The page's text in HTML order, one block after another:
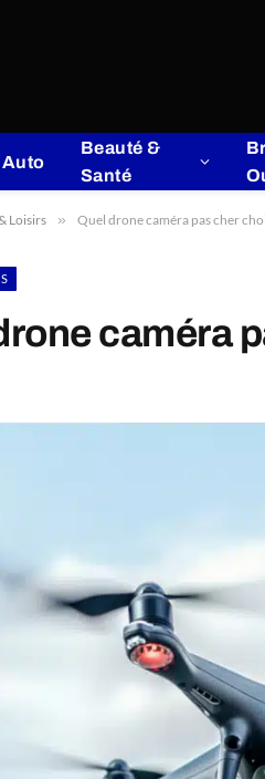
Auto
Beauté &
Santé
Loisirs » Quel drone caméra pas cher
caméra